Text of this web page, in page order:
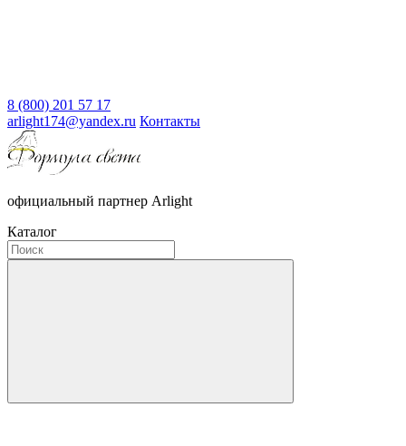
8 (800) 201 57 17
arlight174@yandex.ru Контакты
официальный партнер Arlight
Каталог